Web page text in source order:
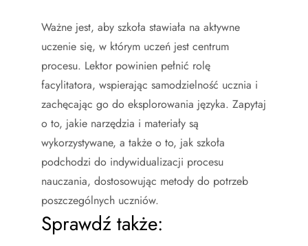
Ważne jest, aby szkoła stawiała na aktywne
uczenie się, w którym uczeń jest centrum
procesu. Lektor powinien pełnić rolę
facylitatora, wspierając samodzielność ucznia i
zachęcając go do eksplorowania języka. Zapytaj
o to, jakie narzędzia i materiały są
wykorzystywane, a także o to, jak szkoła
podchodzi do indywidualizacji procesu
nauczania, dostosowując metody do potrzeb
poszczególnych uczniów.
Sprawdź także: